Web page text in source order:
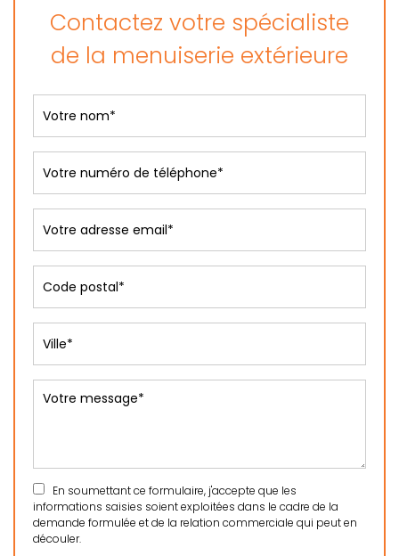
Contactez votre spécialiste
de la menuiserie extérieure
En soumettant ce formulaire, j'accepte que les
informations saisies soient exploitées dans le cadre de la
demande formulée et de la relation commerciale qui peut en
découler.